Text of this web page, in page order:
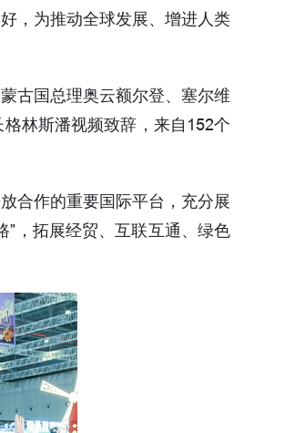
，为推动全球发展、增进人类
古国总理奥云额尔登、塞尔维
林斯潘视频致辞，来自152个
合作的重要国际平台，充分展
”，拓展经贸、互联互通、绿色